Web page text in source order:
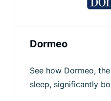
Dormeo
See how Dormeo,
sleep, significantly